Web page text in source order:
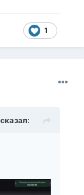
1
сказал: